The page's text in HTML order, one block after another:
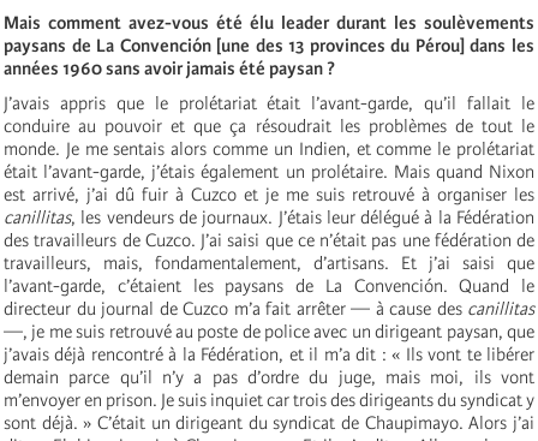
Mais comment avez-vous été élu leader durant les soulèvements
paysans de La Convención [une des 13 provinces du Pérou] dans les
années 1960 sans avoir jamais été paysan ?
J’avais appris que le prolétariat était l’avant-garde, qu’il fallait le
conduire au pouvoir et que ça résoudrait les problèmes de tout le
monde. Je me sentais alors comme un Indien, et comme le prolétariat
était l’avant-garde, j’étais également un prolétaire. Mais quand Nixon
est arrivé, j’ai dû fuir à Cuzco et je me suis retrouvé à organiser les
canillitas, les vendeurs de journaux. J’étais leur délégué à la Fédération
des travailleurs de Cuzco. J’ai saisi que ce n’était pas une fédération de
travailleurs, mais, fondamentalement, d’artisans. Et j’ai saisi que
l’avant-garde, c’étaient les paysans de La Convención. Quand le
directeur du journal de Cuzco m’a fait arrêter — à cause des canillitas
—, je me suis retrouvé au poste de police avec un dirigeant paysan, que
j’avais déjà rencontré à la Fédération, et il m’a dit : « Ils vont te libérer
demain parce qu’il n’y a pas d’ordre du juge, mais moi, ils vont
m’envoyer en prison. Je suis inquiet car trois des dirigeants du syndicat y
sont déjà. » C’était un dirigeant du syndicat de Chaupimayo. Alors j’ai